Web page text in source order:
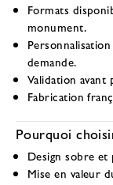
Formats
monument.
demande.
Validation
Fabrication
Pourquoi
Design sobre
Mise en valeur